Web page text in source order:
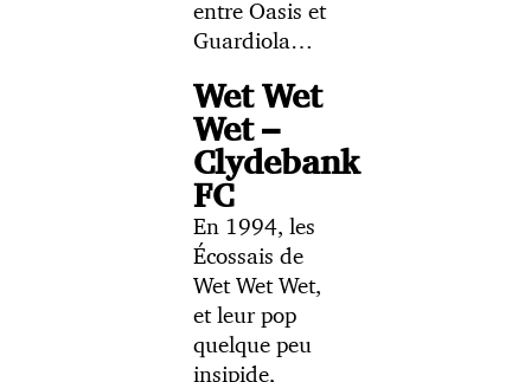
entre Oasis et
Guardiola…
Wet Wet
Wet –
Clydebank
FC
En 1994, les
Écossais de
Wet Wet Wet,
et leur pop
quelque peu
insipide,